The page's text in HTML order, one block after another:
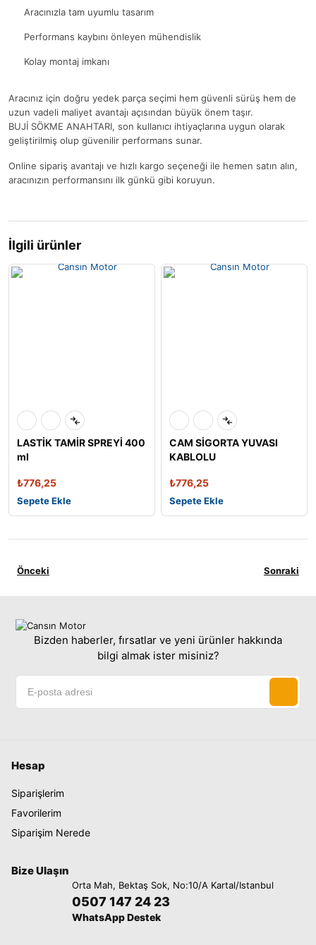
Aracınızla tam uyumlu tasarım
Performans kaybını önleyen mühendislik
Kolay montaj imkanı
Aracınız için doğru yedek parça seçimi hem güvenli sürüş hem de
uzun vadeli maliyet avantajı açısından büyük önem taşır.
BUJİ SÖKME ANAHTARI, son kullanıcı ihtiyaçlarına uygun olarak
geliştirilmiş olup güvenilir performans sunar.
Online sipariş avantajı ve hızlı kargo seçeneği ile hemen satın alın,
aracınızın performansını ilk günkü gibi koruyun.
İlgili ürünler
LASTİK TAMİR SPREYİ 400
ml
₺776,25
Sepete Ekle
CAM SİGORTA YUVASI
KABLOLU
₺776,25
Sepete Ekle
Önceki Sonraki
Bizden haberler, fırsatlar ve yeni ürünler hakkında
bilgi almak ister misiniz?
Hesap
Siparişlerim
Favorilerim
Siparişim Nerede
Bize Ulaşın
Orta Mah, Bektaş Sok, No:10/A Kartal/Istanbul
0507 147 24 23
WhatsApp Destek